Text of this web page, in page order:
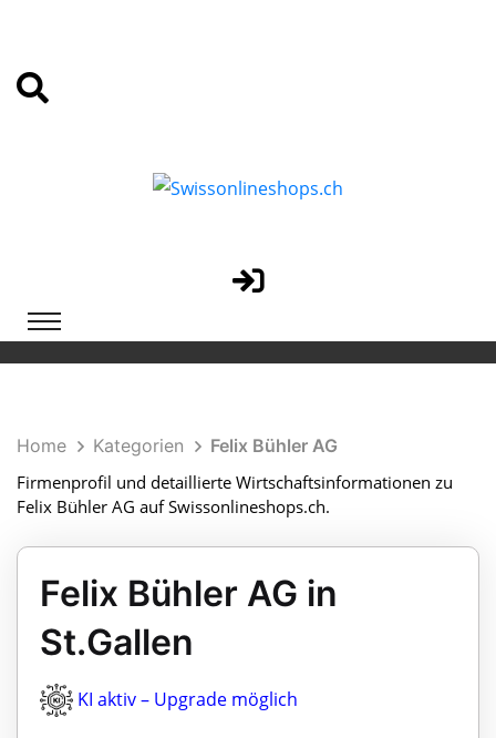
Home Kategorien
Felix Bühler AG
Firmenprofil und detaillierte Wirtschaftsinformationen zu
Felix Bühler AG auf Swissonlineshops.ch.
Felix Bühler AG in
St.Gallen
KI aktiv – Upgrade möglich